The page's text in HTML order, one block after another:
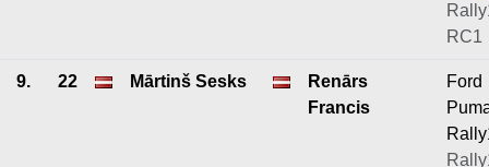
RC1
9. 22 Mārtinš Sesks
Renārs
Francis
Ford